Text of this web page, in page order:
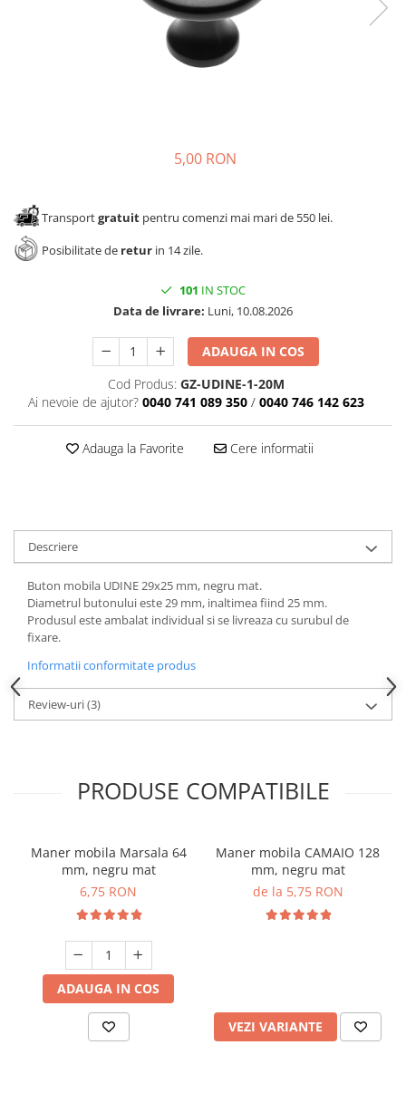
Solutii de curatat & adezivi
5,00 RON
Transportgratuit pentru comenzi mai mari de 550 lei.
Posibilitate de retur in 14 zile.
101 IN STOC
Data de livrare: Luni, 10.08.2026
ADAUGA IN COS
Cod Produs: GZ-UDINE-1-20M
Ai nevoie de ajutor? 0040 741 089 350 / 0040 746 142 623
Adauga la Favorite Cere informatii
Descriere
Buton mobila UDINE 29x25 mm, negru mat.
Diametrul butonului este 29 mm, inaltimea fiind 25 mm.
Produsul este ambalat individual si se livreaza cu surubul de
fixare.
Informatii conformitate produs
Review-uri(3)
PRODUSE COMPATIBILE
Maner mobila Marsala 64
mm, negru mat
6,75 RON
ADAUGA IN COS
Maner mobila CAMAIO 128
mm, negru mat
de la 5,75 RON
VEZI VARIANTE